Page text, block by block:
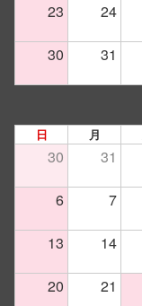
23 24
30 31
日 月
30 31
6 7
13 14
20 21